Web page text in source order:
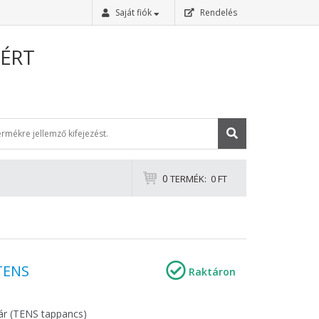
Saját fiók Rendelés
0 TERMÉK: 0 FT
Raktáron
(TENS tappancs)